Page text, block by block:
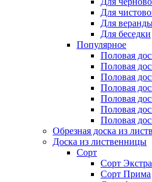
Для
Для
Для беседки
Популярное
Половая
Половая
Половая
Половая
Половая
Половая
Половая
Обрезная доска из
Доска из лиственницы
Сорт
Сорт Экстра
Сорт Прима